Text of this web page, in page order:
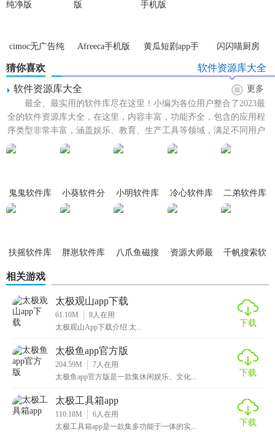
cimoc无广告纯
净版
Afreeca手机版
黄瓜短剧app手
闪闪喵厨房
猜你喜欢
软件资源库大全
软件资源库大全
更多
最全、最实用的软件库尽在这里！小编为各位用户整合了2023最
全的软件资源库大全，在这里，内容丰富，功能齐全，包含的应用程
序类型非常丰富，涵盖娱乐、教育、生产工具等领域，满足不同用户
的各种需求，这些应用...
鬼鬼软件库
小葵软件分
小明软件库 冷心软件库 二弟软件库
扶摇软件库 胖崽软件库 八爪鱼磁搜
资源大师最
千帆搜索软
相关游戏
太极观山app下载
61.10M 8人在用
太极观山App下载介绍 太...
下载
太极鱼app官方版
204.59M 7人在用
太极鱼app官方版是一款集休闲娱乐、文化...
下载
太极工具箱app
110.18M 6人在用
太极工具箱app是一款集多功能于一体的实...
下载